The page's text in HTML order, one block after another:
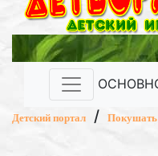
Детский портал / Покушать